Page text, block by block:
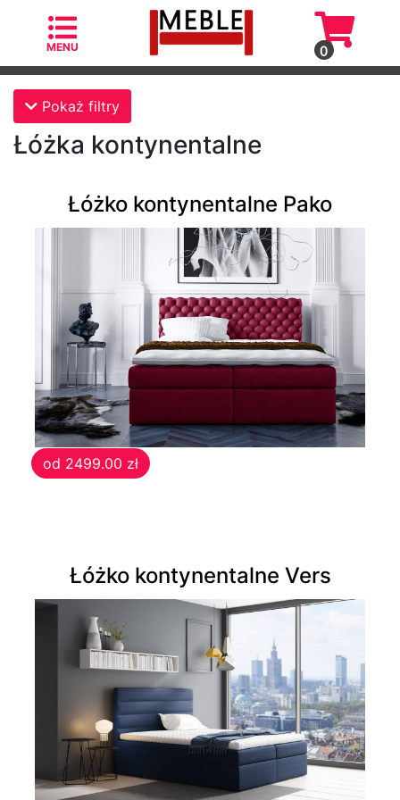
MENU 0
Kategorie
Fotele
skandynawskie
Krzesła
Krzesła
Meble
Uno
System
System
Tres
System
Pokaż filtry
Łóżka kontynentalne
Łóżko kontynentalne Pako
od 2499.00 zł
Łóżko kontynentalne Vers